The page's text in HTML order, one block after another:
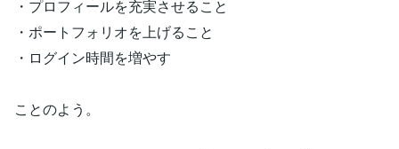
・プロフィールを充実させること
・ポートフォリオを上げること
・ログイン時間を増やす
ことのよう。